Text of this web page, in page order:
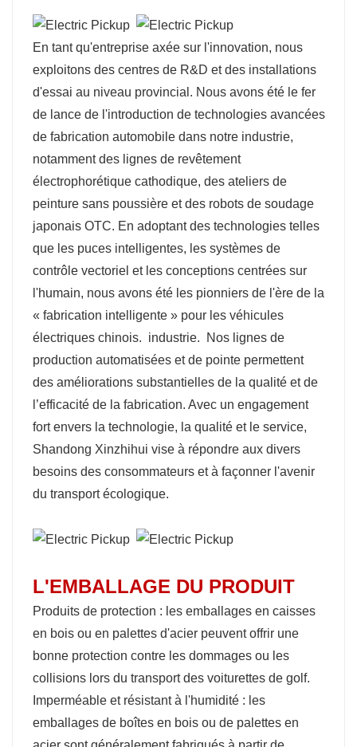
En tant qu'entreprise axée sur l'innovation, nous
exploitons des centres de R&D et des installations
d'essai au niveau provincial. Nous avons été le fer
de lance de l'introduction de technologies avancées
de fabrication automobile dans notre industrie,
notamment des lignes de revêtement
électrophorétique cathodique, des ateliers de
peinture sans poussière et des robots de soudage
japonais OTC. En adoptant des technologies telles
que les puces intelligentes, les systèmes de
contrôle vectoriel et les conceptions centrées sur
l'humain, nous avons été les pionniers de l'ère de la
« fabrication intelligente » pour les véhicules
électriques chinois. industrie. Nos lignes de
production automatisées et de pointe permettent
des améliorations substantielles de la qualité et de
l’efficacité de la fabrication. Avec un engagement
fort envers la technologie, la qualité et le service,
Shandong Xinzhihui vise à répondre aux divers
besoins des consommateurs et à façonner l'avenir
du transport écologique.
L'EMBALLAGE DU PRODUIT
Produits de protection : les emballages en caisses
en bois ou en palettes d'acier peuvent offrir une
bonne protection contre les dommages ou les
collisions lors du transport des voiturettes de golf.
Imperméable et résistant à l'humidité : les
emballages de boîtes en bois ou de palettes en